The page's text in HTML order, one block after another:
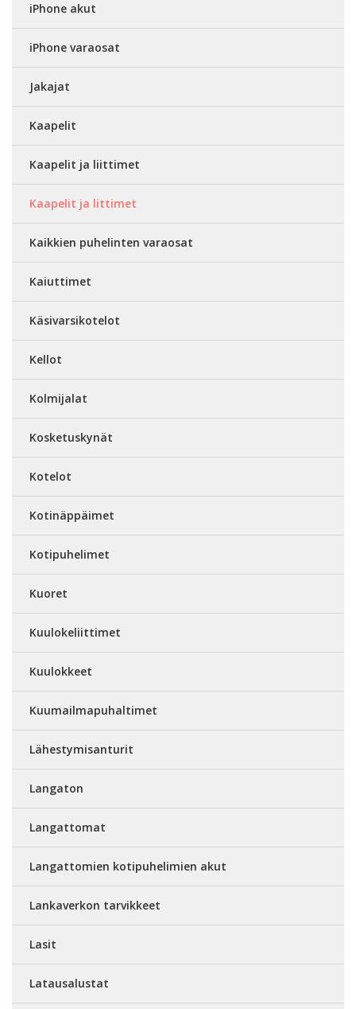
iPhone akut
iPhone varaosat
Jakajat
Kaapelit
Kaapelit ja liittimet
Kaapelit ja littimet
Kaikkien puhelinten varaosat
Kaiuttimet
Käsivarsikotelot
Kellot
Kolmijalat
Kosketuskynät
Kotelot
Kotinäppäimet
Kotipuhelimet
Kuoret
Kuulokeliittimet
Kuulokkeet
Kuumailmapuhaltimet
Lähestymisanturit
Langaton
Langattomat
Langattomien kotipuhelimien akut
Lankaverkon tarvikkeet
Lasit
Latausalustat